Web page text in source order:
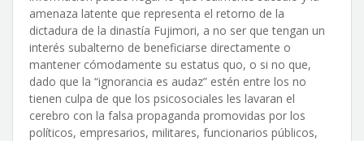
amenaza latente que representa el retorno de la
dictadura de la dinastía Fujimori, a no ser que tengan un
interés subalterno de beneficiarse directamente o
mantener cómodamente su estatus quo, o si no que,
dado que la “ignorancia es audaz” estén entre los no
tienen culpa de que los psicosociales les lavaran el
cerebro con la falsa propaganda promovidas por los
políticos, empresarios, militares, funcionarios públicos,